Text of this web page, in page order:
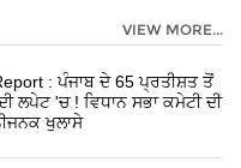
VIEW MORE...
: ਪੰਜਾਬ ਦੇ 65 ਪ੍ਰਤੀਸ਼ਤ ਤੋਂ
ਲਪੇਟ 'ਚ ! ਵਿਧਾਨ ਸਭਾ ਕਮੇਟੀ ਦੀ
ਖੁਲਾਸੇ